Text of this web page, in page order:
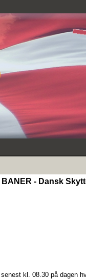
- Dansk
kl. 08.30 på dagen